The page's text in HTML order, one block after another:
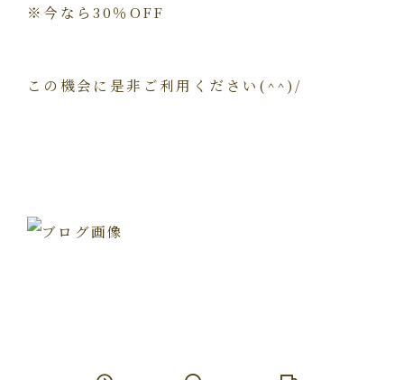
※今なら30％OFF
この機会に是非ご利用ください(^^)/